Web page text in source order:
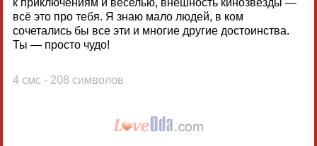
к приключениям и веселью, внешность кинозвезды —
всё это про тебя. Я знаю мало людей, в ком
сочетались бы все эти и многие другие достоинства.
Ты — просто чудо!
4 смс - 208 символов